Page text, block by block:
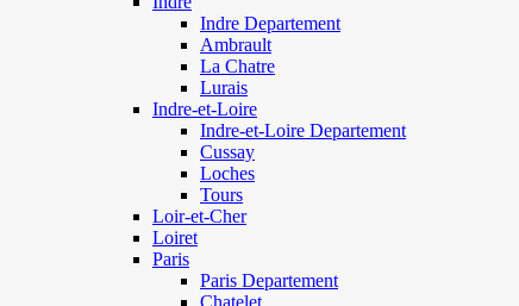
Indre Departement
Ambrault
La Chatre
Lurais
Indre-et-Loire
Indre-et-Loire Departement
Cussay
Loches
Tours
Loir-et-Cher
Loiret
Paris
Paris Departement
Chatelet